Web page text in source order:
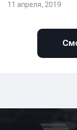
11 апреля, 2019